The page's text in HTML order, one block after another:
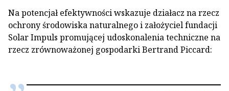
Na potencjał efektywności wskazuje działacz na rzecz
ochrony środowiska naturalnego i założyciel fundacji
Solar Impuls promującej udoskonalenia techniczne na
rzecz zrównoważonej gospodarki Bertrand Piccard: